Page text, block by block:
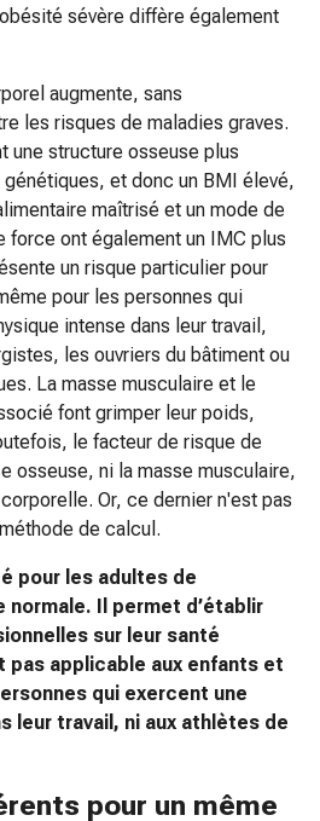
sévère diffère également
augmente, sans
les risques de maladies graves.
une structure osseuse plus
génétiques, et donc un BMI élevé,
maîtrisé et un mode de
force ont également un IMC plus
un risque particulier pour
pour les personnes qui
intense dans leur travail,
les ouvriers du bâtiment ou
La masse musculaire et le
font grimper leur poids,
le facteur de risque de
osseuse, ni la masse musculaire,
Or, ce dernier n'est pas
de calcul.
pour les adultes de
Il permet d’établir
sur leur santé
pas applicable aux enfants et
qui exercent une
leur travail, ni aux athlètes de
pour un même